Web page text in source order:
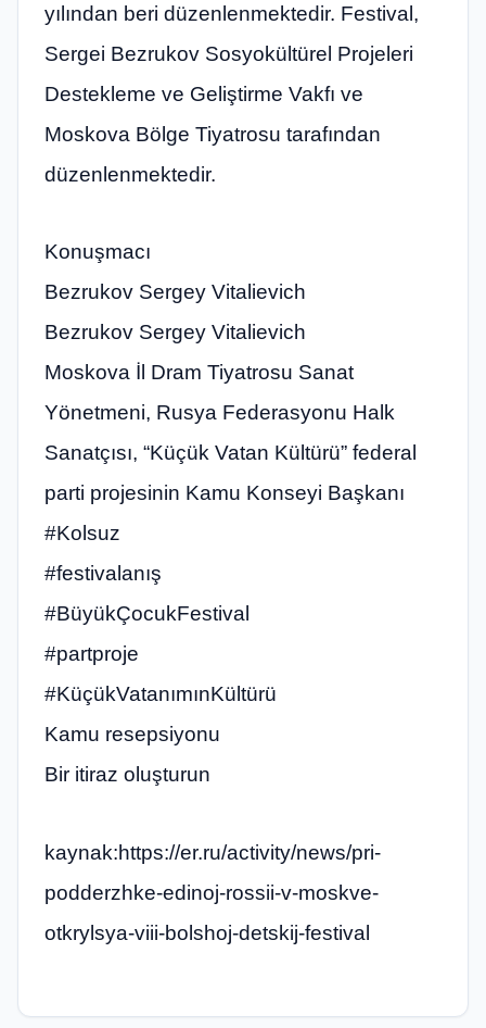
yılından beri düzenlenmektedir. Festival,
Sergei Bezrukov Sosyokültürel Projeleri
Destekleme ve Geliştirme Vakfı ve
Moskova Bölge Tiyatrosu tarafından
düzenlenmektedir.
Konuşmacı
Bezrukov Sergey Vitalievich
Bezrukov Sergey Vitalievich
Moskova İl Dram Tiyatrosu Sanat
Yönetmeni, Rusya Federasyonu Halk
Sanatçısı, “Küçük Vatan Kültürü” federal
parti projesinin Kamu Konseyi Başkanı
#Kolsuz
#festivalanış
#BüyükÇocukFestival
#partproje
#KüçükVatanımınKültürü
Kamu resepsiyonu
Bir itiraz oluşturun
kaynak:https://er.ru/activity/news/pri-
podderzhke-edinoj-rossii-v-moskve-
otkrylsya-viii-bolshoj-detskij-festival